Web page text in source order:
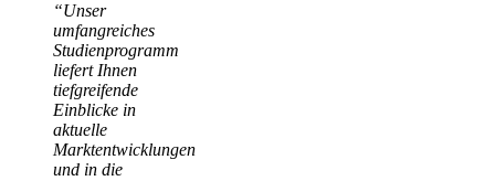
“Unser
umfangreiches
Studienprogramm
liefert Ihnen
tiefgreifende
Einblicke in
aktuelle
Marktentwicklungen
und in die